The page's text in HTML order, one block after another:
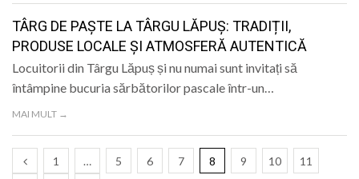
TÂRG DE PAȘTE LA TÂRGU LĂPUȘ: TRADIȚII,
PRODUSE LOCALE ȘI ATMOSFERĂ AUTENTICĂ
Locuitorii din Târgu Lăpuș și nu numai sunt invitați să
întâmpine bucuria sărbătorilor pascale într-un…
MAI MULT →
1 … 5 6 7 8 9 10
11